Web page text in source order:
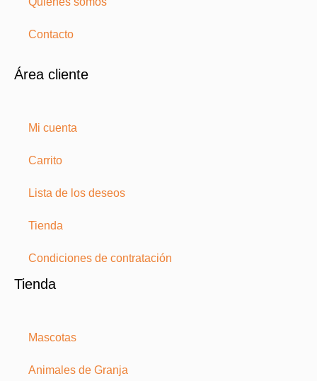
Contacto
Área cliente
Mi cuenta
Carrito
Lista de los deseos
Tienda
Condiciones de contratación
Tienda
Mascotas
Animales de Granja